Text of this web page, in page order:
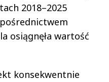
2018–2025
osiągnęła wartość
konsekwentnie